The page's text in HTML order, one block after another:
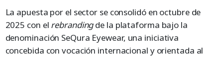
La apuesta por el sector se consolidó en octubre de
2025 con el rebrandingde la plataforma bajo la
denominación SeQura Eyewear, una iniciativa
concebida con vocación internacional y orientada al